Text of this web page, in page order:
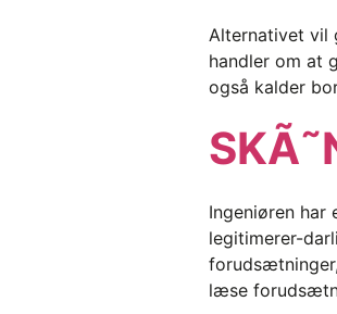
Alternativet vil
handler om at
også kalder
Ingeniøren
legitimerer-
læse